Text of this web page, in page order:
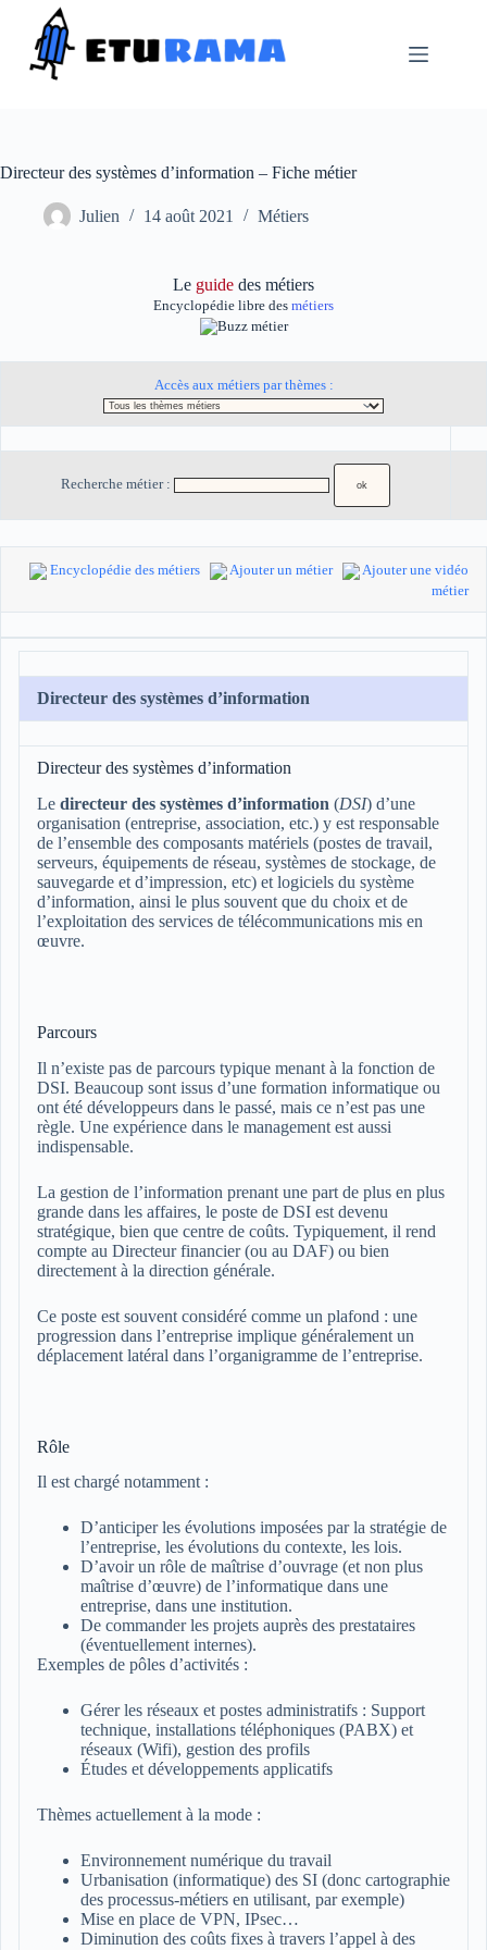
contenu
Directeur des systèmes d’information – Fiche métier
Julien 14 août 2021 Métiers
Le guide des métiers
Encyclopédie libre des métiers
Accès aux métiers par thèmes :
Recherche métier :
Encyclopédie des métiers Ajouter un métier
Ajouter une vidéo
métier
Directeur des systèmes d’information
Directeur des systèmes d’information
Le directeur des systèmes d’information (DSI) d’une
organisation (entreprise, association, etc.) y est responsable
de l’ensemble des composants matériels (postes de travail,
serveurs, équipements de réseau, systèmes de stockage, de
sauvegarde et d’impression, etc) et logiciels du système
d’information, ainsi le plus souvent que du choix et de
l’exploitation des services de télécommunications mis en
œuvre.
Parcours
Il n’existe pas de parcours typique menant à la fonction de
DSI. Beaucoup sont issus d’une formation informatique ou
ont été développeurs dans le passé, mais ce n’est pas une
règle. Une expérience dans le management est aussi
indispensable.
La gestion de l’information prenant une part de plus en plus
grande dans les affaires, le poste de DSI est devenu
stratégique, bien que centre de coûts. Typiquement, il rend
compte au Directeur financier (ou au DAF) ou bien
directement à la direction générale.
Ce poste est souvent considéré comme un plafond : une
progression dans l’entreprise implique généralement un
déplacement latéral dans l’organigramme de l’entreprise.
Rôle
Il est chargé notamment :
D’anticiper les évolutions imposées par la stratégie de
l’entreprise, les évolutions du contexte, les lois.
D’avoir un rôle de maîtrise d’ouvrage (et non plus
maîtrise d’œuvre) de l’informatique dans une
entreprise, dans une institution.
De commander les projets auprès des prestataires
(éventuellement internes).
Exemples de pôles d’activités :
Gérer les réseaux et postes administratifs : Support
technique, installations téléphoniques (PABX) et
réseaux (Wifi), gestion des profils
Études et développements applicatifs
Thèmes actuellement à la mode :
Environnement numérique du travail
Urbanisation (informatique) des SI (donc cartographie
des processus-métiers en utilisant, par exemple)
Mise en place de VPN, IPsec…
Diminution des coûts fixes à travers l’appel à des